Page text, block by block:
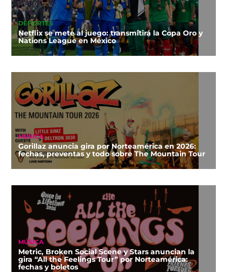
DEPORTES
Netflix se mete al juego: transmitirá la Copa Oro y
Nations League en México
MÚSICA
Gorillaz anuncia gira por Norteamérica en 2026:
fechas, preventas y todo sobre The Mountain Tour
MÚSICA
Metric, Broken Social Scene y Stars anuncian la
gira “All the Feelings Tour” por Norteamérica:
fechas y boletos